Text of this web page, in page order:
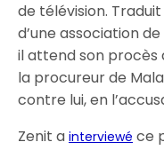
de télévision.
d’une association
il attend son procès
la procureur de
contre lui, en
Zenit ainterviewé ce